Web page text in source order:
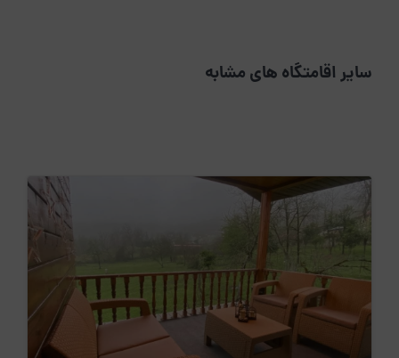
سایر اقامتگاه های مشابه